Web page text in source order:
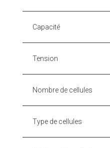
Capacité
Tension
Nombre de cellules
Type de cellules